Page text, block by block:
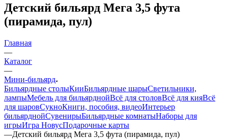
Детский бильярд Мега 3,5 фута
(пирамида, пул)
Главная
—
Каталог
—
Мини-бильярд
Бильярдные столыКииБильярдные шарыСветильники,
лампыМебель для бильярднойВсё для столовВсё для кияВсё
для шаровСукноКниги, пособия, видеоИнтерьер
бильярднойСувенирыБильярдные комнатыНаборы для
игрыИгра НовусПодарочные карты
—Детский бильярд Мега 3,5 фута (пирамида, пул)